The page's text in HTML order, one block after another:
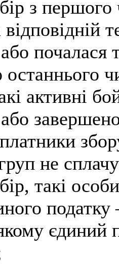
з
відповідній
почалася
останнього
активні
не
такі
єдиний